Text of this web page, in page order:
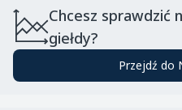
Chcesz sprawdzić
giełdy?
Przejdź do